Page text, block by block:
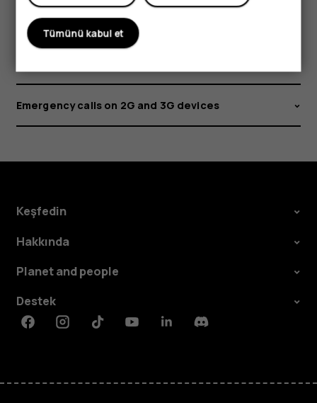
Nokia 3.1 Plus update error
Emergency calls on 2G and 3G devices
Keşfedin
Hakkında
Planet and people
Destek
FacebookInstagramTiktokYoutubeLinkedinDiscord
Tümünü kabul et